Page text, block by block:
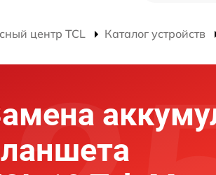
центр TCL Каталог устройств